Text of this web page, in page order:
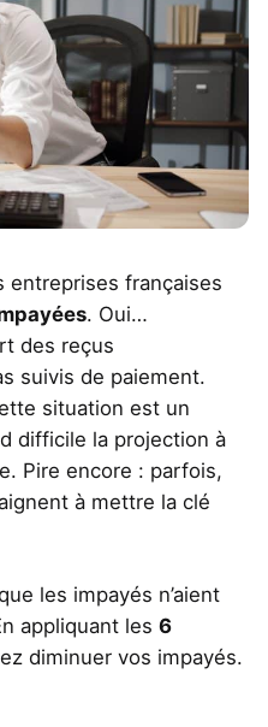
entreprises françaises
. Oui…
des reçus
suivis de paiement.
situation est un
difficile la projection à
Pire encore : parfois,
à mettre la clé
les impayés n’aient
appliquant les 6
diminuer vos impayés.